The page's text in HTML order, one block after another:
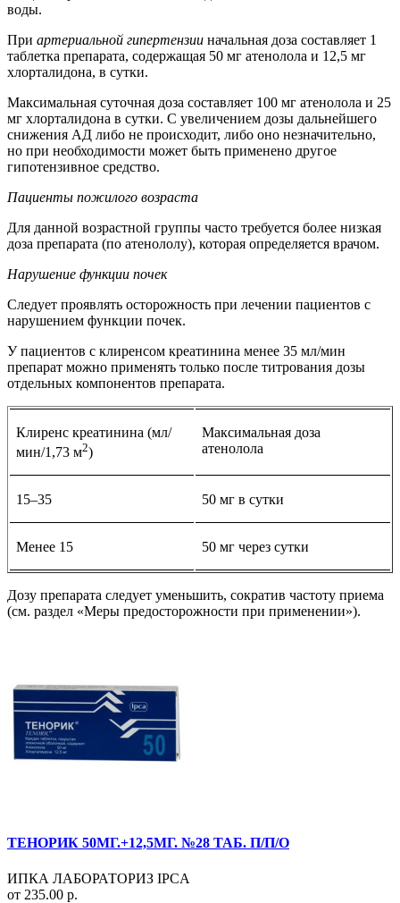
воды.
При артериальной гипертензии начальная доза составляет 1
таблетка препарата, содержащая 50 мг атенолола и 12,5 мг
хлорталидона, в сутки.
Максимальная суточная доза составляет 100 мг атенолола и 25
мг хлорталидона в сутки. С увеличением дозы дальнейшего
снижения АД либо не происходит, либо оно незначительно,
но при необходимости может быть применено другое
гипотензивное средство.
Пациенты пожилого возраста
Для данной возрастной группы часто требуется более низкая
доза препарата (по атенололу), которая определяется врачом.
Нарушение функции почек
Следует проявлять осторожность при лечении пациентов с
нарушением функции почек.
У пациентов с клиренсом креатинина менее 35 мл/мин
препарат можно применять только после титрования дозы
отдельных компонентов препарата.
Клиренс креатинина (мл/
мин/1,73 м2)
Максимальная доза
атенолола
15–35 50 мг в сутки
Менее 15 50 мг через сутки
Дозу препарата следует уменьшить, сократив частоту приема
(см. раздел «Меры предосторожности при применении»).
ТЕНОРИК 50МГ.+12,5МГ. №28 ТАБ. П/П/О
ИПКА ЛАБОРАТОРИЗ IPCA
от 235.00 р.